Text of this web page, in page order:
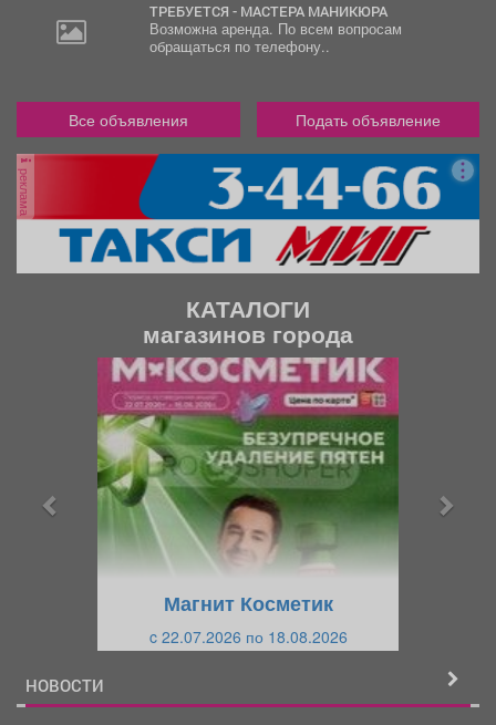
ТРЕБУЕТСЯ - МАСТЕРА МАНИКЮРА
Возможна аренда. По всем вопросам
обращаться по телефону..
Все объявления Подать объявление
реклама
КАТАЛОГИ
магазинов города
Магнит Косметик
c 22.07.2026 по 18.08.2026
НОВОСТИ